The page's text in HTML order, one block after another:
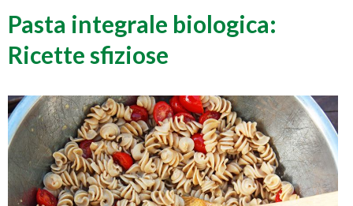
Pasta integrale biologica:
Ricette sfiziose